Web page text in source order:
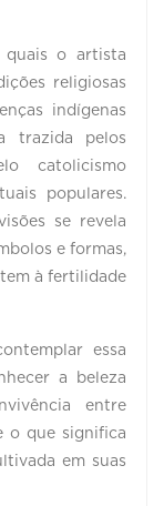
quais o artista
religiosas
indígenas
trazida pelos
catolicismo
populares.
se revela
e formas,
à fertilidade
essa
a beleza
entre
o que significa
em suas